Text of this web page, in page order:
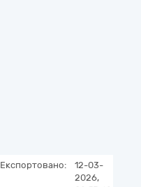
Експортовано:
12-03-
2026,